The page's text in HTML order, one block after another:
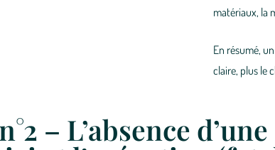
matériaux, la
En résumé,
claire, plus le
– L’absence